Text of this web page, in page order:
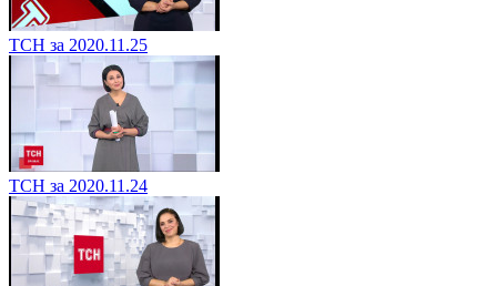
ТСН за 2020.11.25
ТСН за 2020.11.24